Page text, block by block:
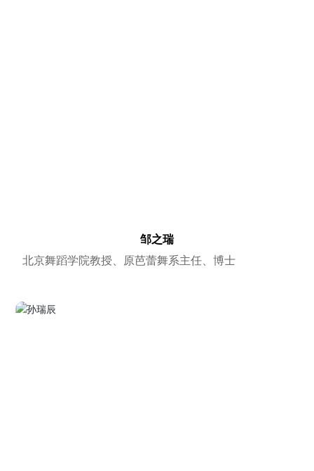
邹之瑞
北京舞蹈学院教授、原芭蕾舞系主任、博士